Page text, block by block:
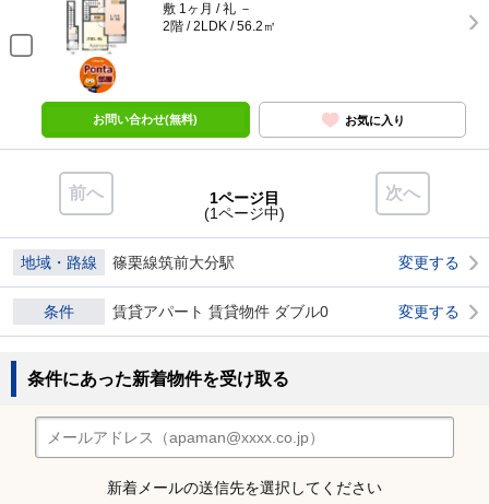
敷 1ヶ月 / 礼 －
2階 / 2LDK / 56.2㎡
ポンタ
部屋
お問い合わせ(無料) お気に入り
前へ 次へ
1ページ目
(1ページ中)
地域・路線 篠栗線筑前大分駅 変更する
条件 賃貸アパート 賃貸物件 ダブル0 変更する
条件にあった新着物件を受け取る
新着メールの送信先を選択してください